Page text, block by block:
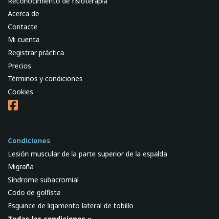
Acerca de
Contacte
Mi cuenta
Registrar práctica
Precios
Términos y condiciones
Cookies
Condiciones
Lesión muscular de la parte superior de la espalda
Migraña
Síndrome subacromial
Codo de golfista
Esguince de ligamento lateral de tobillo